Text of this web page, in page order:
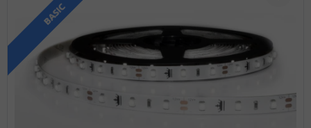
BASIC